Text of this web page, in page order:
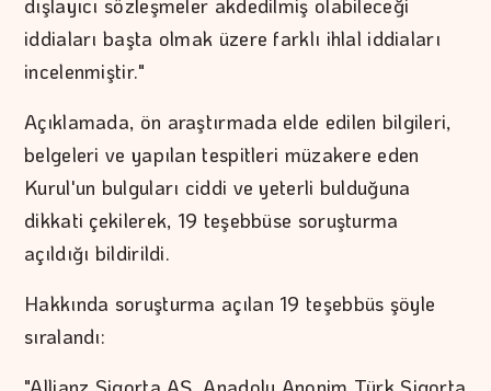
iddiaları başta olmak üzere farklı ihlal iddiaları
incelenmiştir."
Açıklamada, ön araştırmada elde edilen bilgileri,
belgeleri ve yapılan tespitleri müzakere eden
Kurul'un bulguları ciddi ve yeterli bulduğuna
dikkati çekilerek, 19 teşebbüse soruşturma
açıldığı bildirildi.
Hakkında soruşturma açılan 19 teşebbüs şöyle
sıralandı: